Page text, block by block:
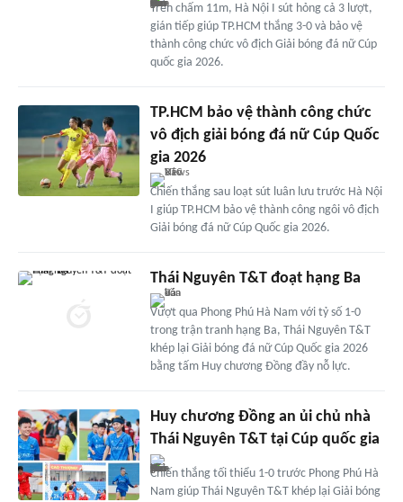
Trên chấm 11m, Hà Nội I sút hỏng cả 3 lượt,
gián tiếp giúp TP.HCM thắng 3-0 và bảo vệ
thành công chức vô địch Giải bóng đá nữ Cúp
quốc gia 2026.
TP.HCM bảo vệ thành công chức
vô địch giải bóng đá nữ Cúp Quốc
gia 2026
Chiến thắng sau loạt sút luân lưu trước Hà Nội
I giúp TP.HCM bảo vệ thành công ngôi vô địch
Giải bóng đá nữ Cúp Quốc gia 2026.
Thái Nguyên T&T đoạt hạng Ba
Vượt qua Phong Phú Hà Nam với tỷ số 1-0
trong trận tranh hạng Ba, Thái Nguyên T&T
khép lại Giải bóng đá nữ Cúp Quốc gia 2026
bằng tấm Huy chương Đồng đầy nỗ lực.
Huy chương Đồng an ủi chủ nhà
Thái Nguyên T&T tại Cúp quốc gia
Chiến thắng tối thiểu 1-0 trước Phong Phú Hà
Nam giúp Thái Nguyên T&T khép lại Giải bóng